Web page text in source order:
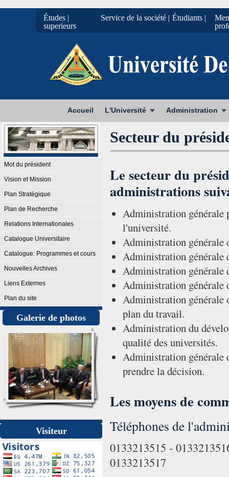
| Études
superieurs
| Service de la société | Étudiants
Accueil L'Université Administration
Mot du président
Vision et Mission
Plan Stratégique
Plan de Recherche
Relations Internationales
Catalogue Universitaire
Catalogue: Programmes et cours
Nouvelles Archives
Liens Externes
Plan du site
Galerie de photos
Visiteur
Secteur du
Le secteur du
administrations
Administration générale
l'université.
Administration générale
Administration générale
Administration générale
Administration générale
Administration générale
plan du travail.
Administration du
qualité des universités.
Administration générale
prendre la décision.
Les moyens de
Téléphones de
0133213515 -
0133213517